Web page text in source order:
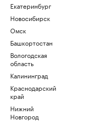
Екатеринбург
Новосибирск
Омск
Башкортостан
Вологодская
область
Калининград
Краснодарский
край
Нижний
Новгород